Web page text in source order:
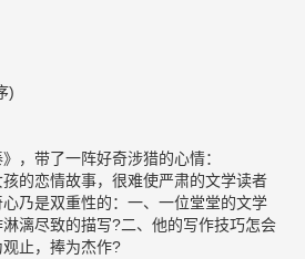
)
，带了一阵好奇涉猎的心情：
的恋情故事，很难使严肃的文学读者
乃是双重性的：一、一位堂堂的文学
漓尽致的描写?二、他的写作技巧怎会
止，捧为杰作?